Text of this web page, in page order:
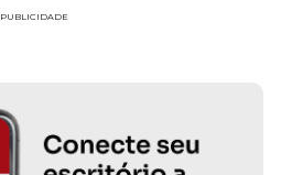
PUBLICIDADE